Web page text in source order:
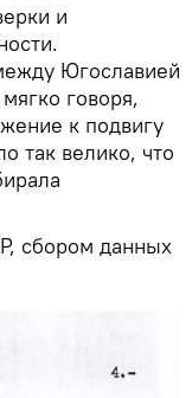
и
Югославией
говоря,
к подвигу
так велико, что
сбором данных